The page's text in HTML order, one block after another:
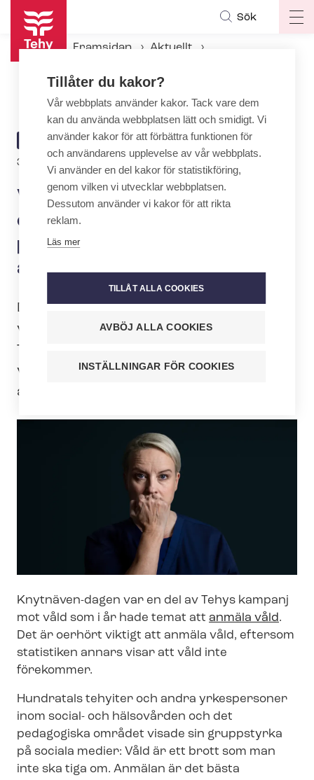
Hoppa
huvudinnehåll
Sök
Framsidan
Aktuellt
ARTICLE
CATEGORY
AKTUELLT
3.10.2024 | 10:15
Våld är ett brott som inte ska
döljas – Knytnäven-dagen
påminde om vikten av
anmälan
Den internationella ickevåldsdagen i går
var samtidigt Tehys Knytnäven-dagen.
Tehyiter och andra yrkespersoner inom
vårdbranschen deltog aktivt i
aktionsdagen runt om i Finland.
Knytnäven-dagen var en del av Tehys kampanj
mot våld som i år hade temat att anmäla våld.
Det är oerhört viktigt att anmäla våld, eftersom
statistiken annars visar att våld inte
förekommer.
Hundratals tehyiter och andra yrkespersoner
inom social- och hälsovården och det
pedagogiska området visade sin gruppstyrka
på sociala medier: Våld är ett brott som man
inte ska tiga om. Anmälan är det bästa
Tillåter du kakor?
Vår webbplats använder kakor. Tack vare dem
kan du använda webbplatsen lätt och smidigt. Vi
använder kakor för att förbättra funktionen för
och användarens upplevelse av vår webbplats.
Vi använder en del kakor för statistikföring,
genom vilken vi utvecklar webbplatsen.
Dessutom använder vi kakor för att rikta
reklam.
Läs mer
TILLÅT ALLA COOKIES
AVBÖJ ALLA COOKIES
INSTÄLLNINGAR FÖR COOKIES